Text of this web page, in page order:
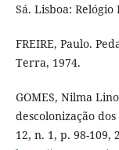
Sá. Lisboa: Relógio
FREIRE, Paulo.
Terra, 1974.
GOMES, Nilma
descolonização
12, n. 1, p. 98-109,